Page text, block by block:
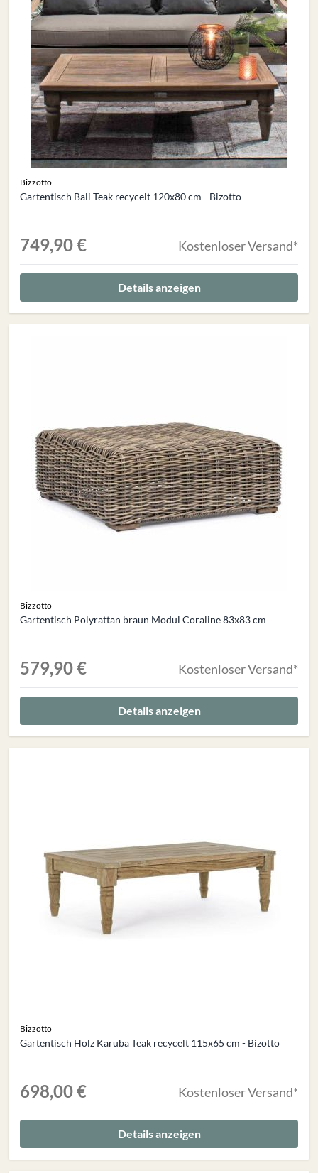
Bizzotto
Gartentisch Bali Teak recycelt 120x80 cm - Bizotto
749,90 € Kostenloser Versand*
Details anzeigen
Bizzotto
Gartentisch Polyrattan braun Modul Coraline 83x83 cm
579,90 € Kostenloser Versand*
Details anzeigen
Bizzotto
Gartentisch Holz Karuba Teak recycelt 115x65 cm - Bizotto
698,00 € Kostenloser Versand*
Details anzeigen